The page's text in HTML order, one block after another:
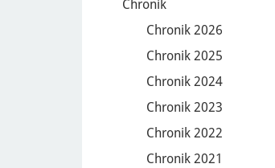
Chronik
Chronik 2026
Chronik 2025
Chronik 2024
Chronik 2023
Chronik 2022
Chronik 2021